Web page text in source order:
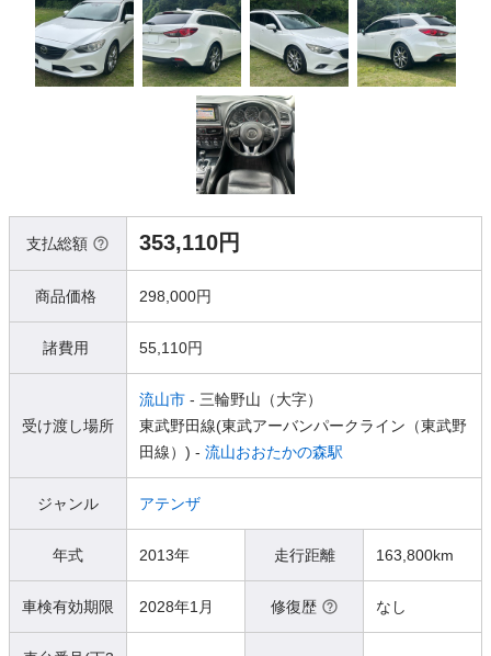
支払総額 353,110円
商品価格 298,000円
諸費用 55,110円
受け渡し場所
流山市 - 三輪野山（大字）
東武野田線(東武アーバンパークライン（東武野
田線）) - 流山おおたかの森駅
ジャンル アテンザ
年式 2013年 走行距離 163,800km
車検有効期限 2028年1月 修復歴 なし